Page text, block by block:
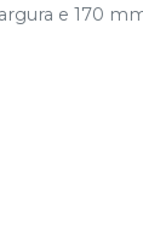
e 170